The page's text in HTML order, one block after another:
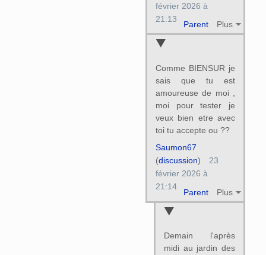
Parent Plus
février 2026 à
21:13
Comme BIENSUR je
sais que tu est
amoureuse de moi ,
moi pour tester je
veux bien etre avec
toi tu accepte ou ??
Parent Plus
Saumon67
(discussion)
23
février 2026 à
21:14
Demain l'après
midi au jardin des